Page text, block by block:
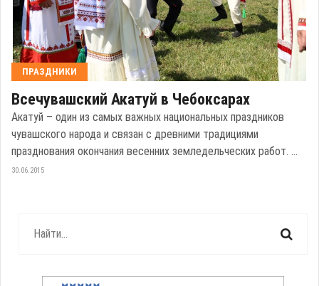
ПРАЗДНИКИ
Всечувашский Акатуй в Чебоксарах
Акатуй – один из самых важных национальных праздников
чувашского народа и связан с древними традициями
празднования окончания весенних земледельческих работ. ...
30.06.2015